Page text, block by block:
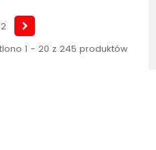
1 - 20 z 245 produktów